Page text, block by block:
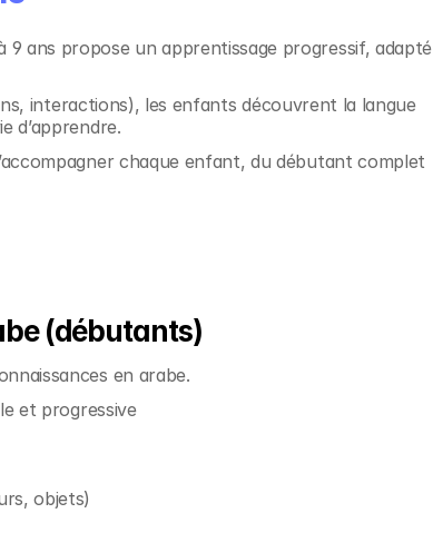
9 ans propose un apprentissage progressif, adapté
interactions), les enfants découvrent la langue
d’apprendre.
chaque enfant, du débutant complet
(débutants)
en arabe.
et progressive
objets)